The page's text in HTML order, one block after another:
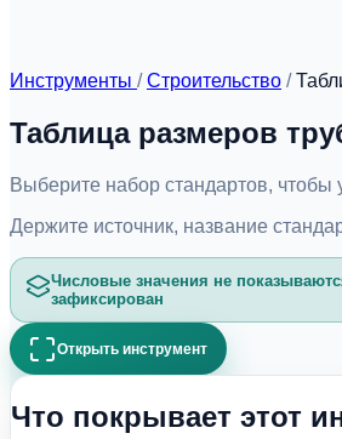
Инструменты / Строительство /
Таблица размеров
Выберите набор стандартов, чтобы
Держите источник, название
Числовые значения не
зафиксирован
Открыть инструмент
Что покрывает этот